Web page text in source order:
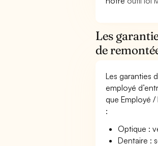
Les
de
Les garanties
employé
que Employé
:
Optique :
Dentaire :